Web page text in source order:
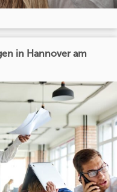
in Hannover am